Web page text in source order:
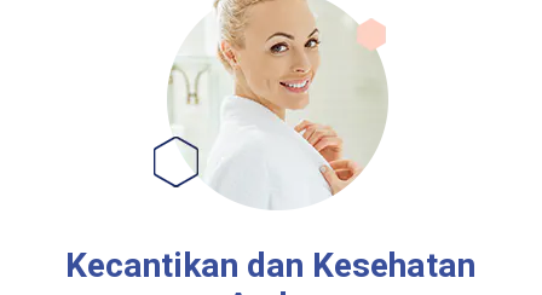
Kecantikan dan Kesehatan